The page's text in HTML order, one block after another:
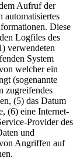
Aufruf der
automatisiertes
Diese
Logfiles des
verwendeten
System
welcher ein
(sogenannte
zugreifendes
(5) das Datum
(6) eine Internet-
Provider des
und
Angriffen auf